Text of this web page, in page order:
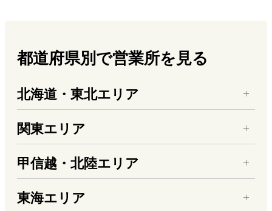
都道府県別で営業所を見る
北海道・東北エリア
関東エリア
甲信越・北陸エリア
東海エリア